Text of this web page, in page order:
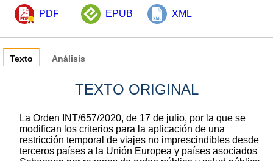
PDF EPUB XML
Texto
TEXTO ORIGINAL
La Orden INT/657/2020, de 17 de julio, por la que se
modifican los criterios para la aplicación de una
restricción temporal de viajes no imprescindibles desde
terceros países a la Unión Europea y países asociados
Análisis